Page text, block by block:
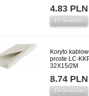
4.83 PLN
Do koszyka
Koryto
proste LC-
32X15/2M
8.74 PLN
Do koszyka